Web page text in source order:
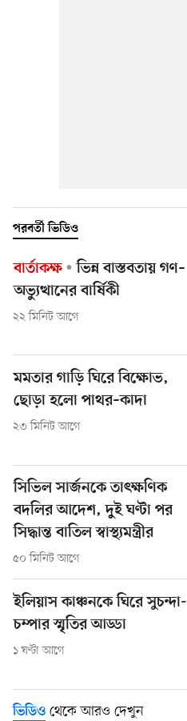
পরবর্তী ভিডিও
বার্তাকক্ষ
ভিন্ন বাস্তবতায় গণ–
অভ্যুত্থানের বার্ষিকী
২২ মিনিট আগে
মমতার গাড়ি ঘিরে বিক্ষোভ,
ছোড়া হলো পাথর–কাদা
২৩ মিনিট আগে
সিভিল সার্জনকে তাৎক্ষণিক
বদলির আদেশ, দুই ঘণ্টা পর
সিদ্ধান্ত বাতিল স্বাস্থ্যমন্ত্রীর
৫০ মিনিট আগে
ইলিয়াস কাঞ্চনকে ঘিরে সুচন্দা-
চম্পার স্মৃতির আড্ডা
১ ঘণ্টা আগে
ভিডিও থেকে আরও দেখুন